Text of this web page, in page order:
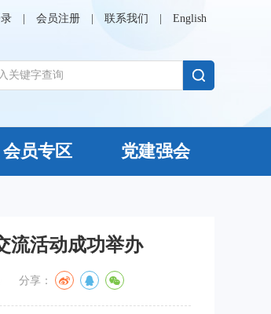
会员注册 联系我们 English
会员专区 党建强会
流活动成功举办
分享：